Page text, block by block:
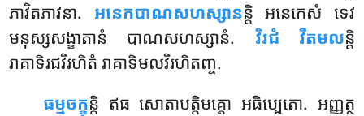
ភាវិតភាវនា. អនេកបាណសហស្សានន្តិ អនេកេសំ ទេវ
មនុស្សសង្ខាតានំ បាណសហស្សានំ. វិរជំ វីតមលន្តិ
រាគាទិរជវិរហិតំ រាគាទិមលវិរហិតញ្ច.
ធម្មចក្ខុន្តិ ឥធ សោតាបត្តិមគ្គោ អធិប្បេតោ. អញ្ញត្ថ